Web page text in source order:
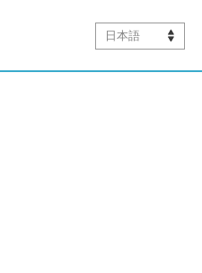
日本語